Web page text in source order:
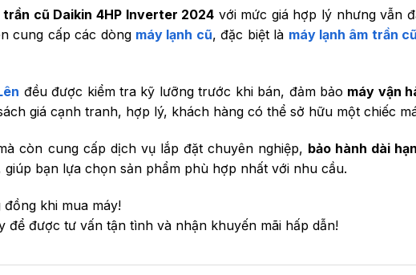
trần cũ Daikin 4HP Inverter 2024 với mức giá hợp lý nhưng vẫn
cung cấp các dòng máy lạnh cũ, đặc biệt là máy lạnh âm trần cũ
đều được kiểm tra kỹ lưỡng trước khi bán, đảm bảo máy vận
giá cạnh tranh, hợp lý, khách hàng có thể sở hữu một chiếc
còn cung cấp dịch vụ lắp đặt chuyên nghiệp, bảo hành dài
bạn lựa chọn sản phẩm phù hợp nhất với nhu cầu.
khi mua máy!
để được tư vấn tận tình và nhận khuyến mãi hấp dẫn!